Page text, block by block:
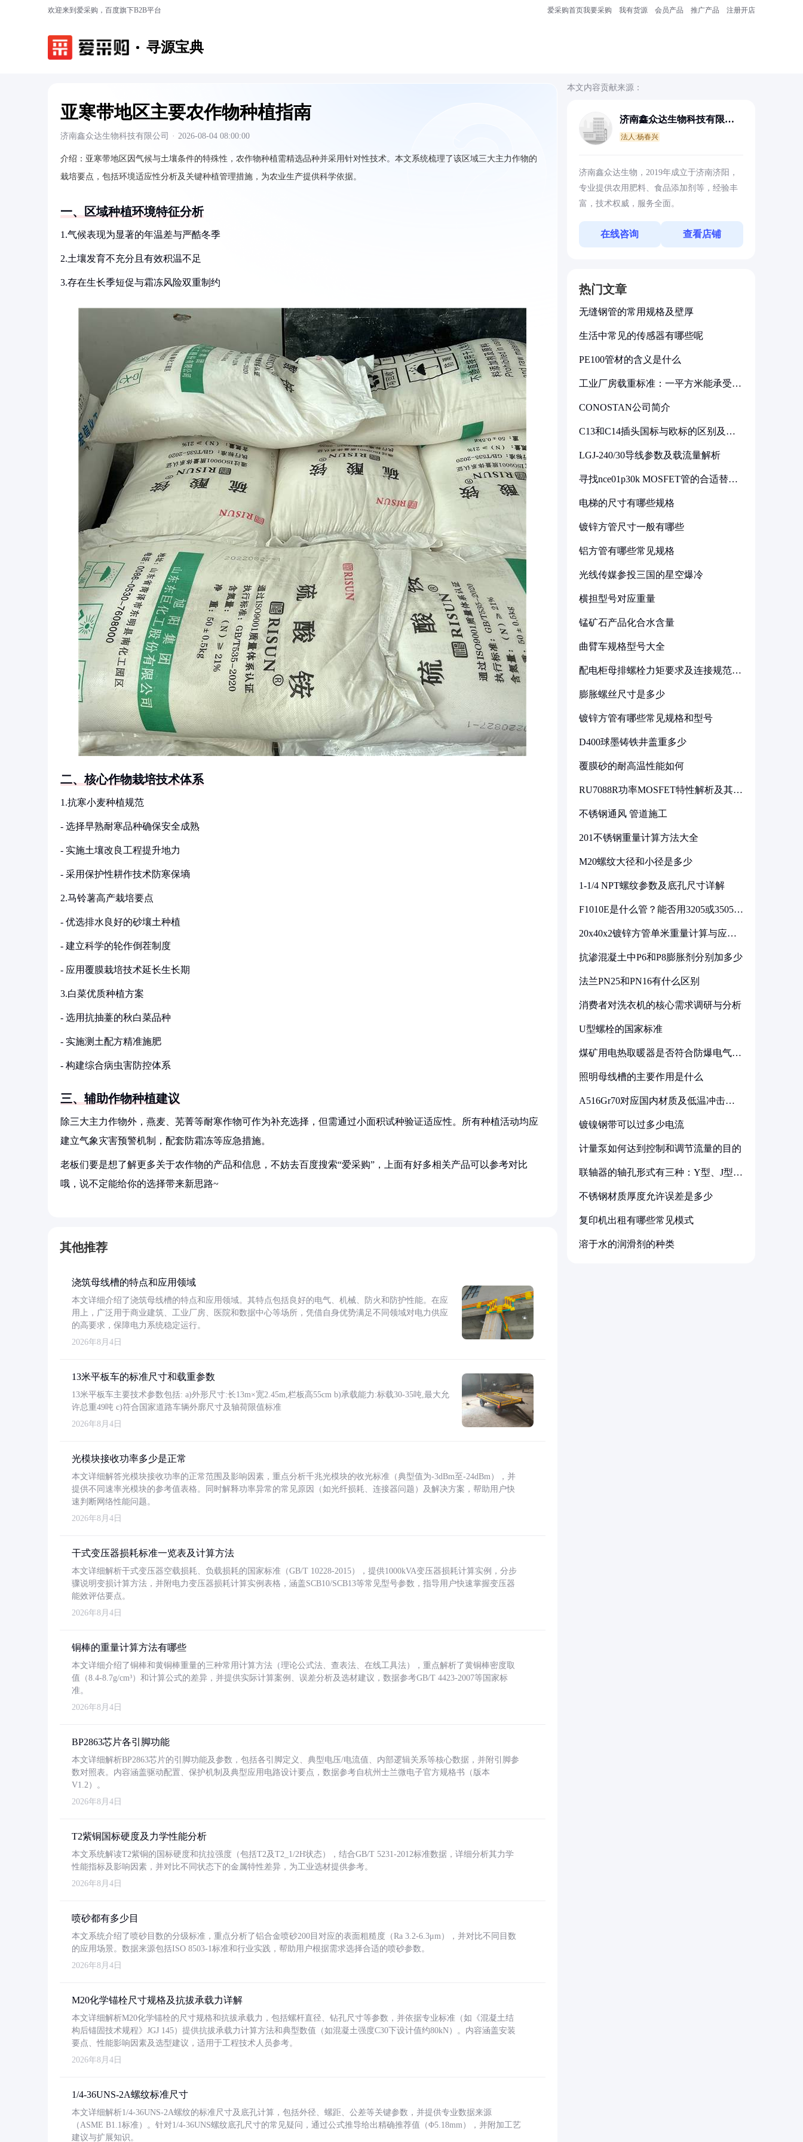
欢迎来到爱采购，百度旗下B2B平台 爱采购首页我要采购 我有货源 会员产品 推广产品 注册开店
寻源宝典
亚寒带地区主要农作物种植指南
济南鑫众达生物科技有限公司 · 2026-08-04 08:00:00
介绍： 亚寒带地区因气候与土壤条件的特殊性，农作物种植需精选品种并采用针对性技术。本文系统梳理了该区域三大主力作物的
栽培要点，包括环境适应性分析及关键种植管理措施，为农业生产提供科学依据。
一、区域种植环境特征分析
1.气候表现为显著的年温差与严酷冬季
2.土壤发育不充分且有效积温不足
3.存在生长季短促与霜冻风险双重制约
二、核心作物栽培技术体系
1.抗寒小麦种植规范
- 选择早熟耐寒品种确保安全成熟
- 实施土壤改良工程提升地力
- 采用保护性耕作技术防寒保墒
2.马铃薯高产栽培要点
- 优选排水良好的砂壤土种植
- 建立科学的轮作倒茬制度
- 应用覆膜栽培技术延长生长期
3.白菜优质种植方案
- 选用抗抽薹的秋白菜品种
- 实施测土配方精准施肥
- 构建综合病虫害防控体系
三、辅助作物种植建议
除三大主力作物外，燕麦、芜菁等耐寒作物可作为补充选择，但需通过小面积试种验证适应性。所有种植活动均应
建立气象灾害预警机制，配套防霜冻等应急措施。
老板们要是想了解更多关于农作物的产品和信息，不妨去百度搜索“爱采购”，上面有好多相关产品可以参考对比
哦，说不定能给你的选择带来新思路~
其他推荐
浇筑母线槽的特点和应用领域
本文详细介绍了浇筑母线槽的特点和应用领域。其特点包括良好的电气、机械、防火和防护性能。在应
用上，广泛用于商业建筑、工业厂房、医院和数据中心等场所，凭借自身优势满足不同领域对电力供应
的高要求，保障电力系统稳定运行。
2026年8月4日
13米平板车的标准尺寸和载重参数
13米平板车主要技术参数包括: a)外形尺寸:长13m×宽2.45m,栏板高55cm b)承载能力:标载30-35吨,最大允
许总重49吨 c)符合国家道路车辆外廓尺寸及轴荷限值标准
2026年8月4日
光模块接收功率多少是正常
本文详细解答光模块接收功率的正常范围及影响因素，重点分析千兆光模块的收光标准（典型值为-3dBm至-24dBm），并
提供不同速率光模块的参考值表格。同时解释功率异常的常见原因（如光纤损耗、连接器问题）及解决方案，帮助用户快
速判断网络性能问题。
2026年8月4日
干式变压器损耗标准一览表及计算方法
本文详细解析干式变压器空载损耗、负载损耗的国家标准（GB/T 10228-2015），提供1000kVA变压器损耗计算实例，分步
骤说明变损计算方法，并附电力变压器损耗计算实例表格，涵盖SCB10/SCB13等常见型号参数，指导用户快速掌握变压器
能效评估要点。
2026年8月4日
铜棒的重量计算方法有哪些
本文详细介绍了铜棒和黄铜棒重量的三种常用计算方法（理论公式法、查表法、在线工具法），重点解析了黄铜棒密度取
值（8.4-8.7g/cm³）和计算公式的差异，并提供实际计算案例、误差分析及选材建议，数据参考GB/T 4423-2007等国家标
准。
2026年8月4日
BP2863芯片各引脚功能
本文详细解析BP2863芯片的引脚功能及参数，包括各引脚定义、典型电压/电流值、内部逻辑关系等核心数据，并附引脚参
数对照表。内容涵盖驱动配置、保护机制及典型应用电路设计要点，数据参考自杭州士兰微电子官方规格书（版本
V1.2）。
2026年8月4日
T2紫铜国标硬度及力学性能分析
本文系统解读T2紫铜的国标硬度和抗拉强度（包括T2及T2_1/2H状态），结合GB/T 5231-2012标准数据，详细分析其力学
性能指标及影响因素，并对比不同状态下的金属特性差异，为工业选材提供参考。
2026年8月4日
喷砂都有多少目
本文系统介绍了喷砂目数的分级标准，重点分析了铝合金喷砂200目对应的表面粗糙度（Ra 3.2-6.3μm），并对比不同目数
的应用场景。数据来源包括ISO 8503-1标准和行业实践，帮助用户根据需求选择合适的喷砂参数。
2026年8月4日
M20化学锚栓尺寸规格及抗拔承载力详解
本文详细解析M20化学锚栓的尺寸规格和抗拔承载力，包括螺杆直径、钻孔尺寸等参数，并依据专业标准（如《混凝土结
构后锚固技术规程》JGJ 145）提供抗拔承载力计算方法和典型数值（如混凝土强度C30下设计值约80kN）。内容涵盖安装
要点、性能影响因素及选型建议，适用于工程技术人员参考。
2026年8月4日
1/4-36UNS-2A螺纹标准尺寸
本文详细解析1/4-36UNS-2A螺纹的标准尺寸及底孔计算，包括外径、螺距、公差等关键参数，并提供专业数据来源
（ASME B1.1标准）。针对1/4-36UNS螺纹底孔尺寸的常见疑问，通过公式推导给出精确推荐值（Φ5.18mm），并附加工艺
建议与扩展知识。
本文内容贡献来源：
济南鑫众达生物科技有限公
法人:杨春兴
济南鑫众达生物，2019年成立于济南济阳，
专业提供农用肥料、食品添加剂等，经验丰
富，技术权威，服务全面。
在线咨询 查看店铺
热门文章
无缝钢管的常用规格及壁厚
生活中常见的传感器有哪些呢
PE100管材的含义是什么
工业厂房载重标准：一平方米能承受多
CONOSTAN公司简介
C13和C14插头国标与欧标的区别及其
LGJ-240/30导线参数及载流量解析
寻找nce01p30k MOSFET管的合适替代
电梯的尺寸有哪些规格
镀锌方管尺寸一般有哪些
铝方管有哪些常见规格
光线传媒参投三国的星空爆冷
横担型号对应重量
锰矿石产品化合水含量
曲臂车规格型号大全
配电柜母排螺栓力矩要求及连接规范详
膨胀螺丝尺寸是多少
镀锌方管有哪些常见规格和型号
D400球墨铸铁井盖重多少
覆膜砂的耐高温性能如何
RU7088R功率MOSFET特性解析及其在
不锈钢通风 管道施工
201不锈钢重量计算方法大全
M20螺纹大径和小径是多少
1-1/4 NPT螺纹参数及底孔尺寸详解
F1010E是什么管？能否用3205或3505代
20x40x2镀锌方管单米重量计算与应用
抗渗混凝土中P6和P8膨胀剂分别加多少
法兰PN25和PN16有什么区别
消费者对洗衣机的核心需求调研与分析
U型螺栓的国家标准
煤矿用电热取暖器是否符合防爆电气设
照明母线槽的主要作用是什么
A516Gr70对应国内材质及低温冲击要
镀镍钢带可以过多少电流
计量泵如何达到控制和调节流量的目的
联轴器的轴孔形式有三种：Y型、J型、
不锈钢材质厚度允许误差是多少
复印机出租有哪些常见模式
溶于水的润滑剂的种类